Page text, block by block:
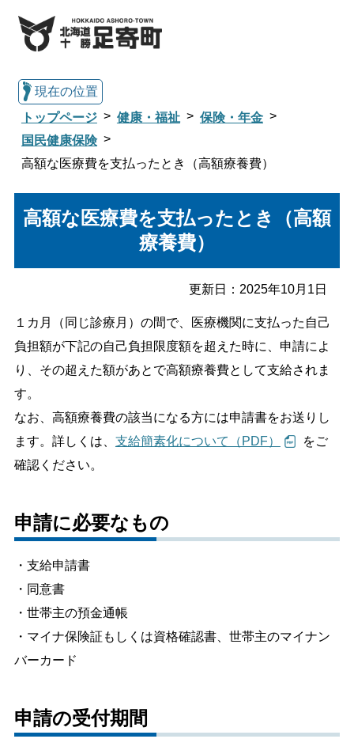
総合トップへ戻る
くらし・行政情報トップ
暮らし・手続き
子育て・教育 健康・福祉
しごと・産業 緊急・防災
文字サイズ
色合い
language
現在の位置
トップページ
健康・福祉
保険・年金
国民健康保険
高額な医療費を支払ったとき（高額療養費）
高額な医療費を支払ったとき（高額
療養費）
更新日： 2025年10月1日
１カ月（同じ診療月）の間で、医療機関に支払った自己
負担額が下記の自己負担限度額を超えた時に、申請によ
り、その超えた額があとで高額療養費として支給されま
す。
なお、高額療養費の該当になる方には申請書をお送りし
ます。詳しくは、 支給簡素化について（PDF）
をご
確認ください。
申請に必要なもの
・支給申請書
・同意書
・世帯主の預金通帳
・マイナ保険証もしくは資格確認書、世帯主のマイナン
バーカード
申請の受付期間